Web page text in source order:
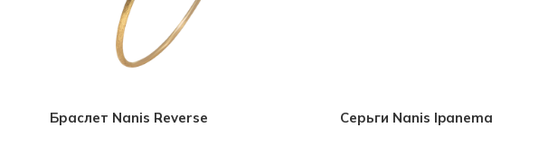
Браслет Nanis Reverse Серьги Nanis Ipanema